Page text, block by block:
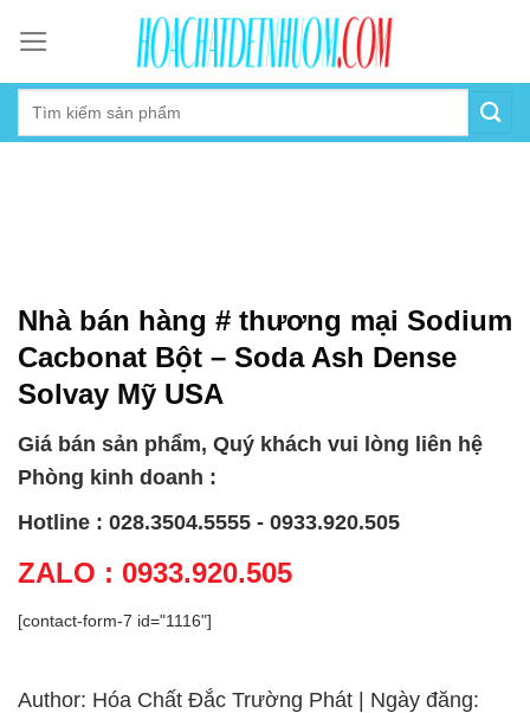
content
Nhà bán hàng # thương mại Sodium
Cacbonat Bột – Soda Ash Dense
Solvay Mỹ USA
Giá bán sản phẩm, Quý khách vui lòng liên hệ
Phòng kinh doanh :
Hotline : 028.3504.5555 - 0933.920.505
ZALO : 0933.920.505
[contact-form-7 id="1116"]
Author: Hóa Chất Đắc Trường Phát | Ngày đăng: